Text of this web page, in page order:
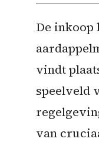
De inkoop
vindt
speelveld
van